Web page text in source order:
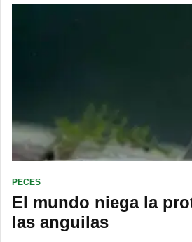
PECES
El mundo niega la
las anguilas